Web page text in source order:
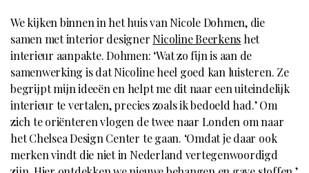
We kijken binnen in het huis van Nicole Dohmen, die
samen met interior designer Nicoline Beerkens het
interieur aanpakte. Dohmen: ‘Wat zo fijn is aan de
samenwerking is dat Nicoline heel goed kan luisteren. Ze
begrijpt mijn ideeën en helpt me dit naar een uiteindelijk
interieur te vertalen, precies zoals ik bedoeld had.’ Om
zich te oriënteren vlogen de twee naar Londen om naar
het Chelsea Design Center te gaan. ‘Omdat je daar ook
merken vindt die niet in Nederland vertegenwoordigd